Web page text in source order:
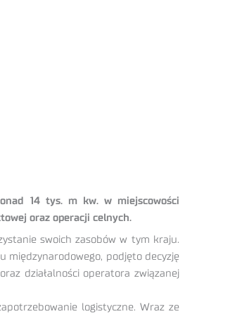
14 tys. m kw. w miejscowości
oraz operacji celnych.
swoich zasobów w tym kraju.
międzynarodowego, podjęto decyzję
działalności operatora związanej
logistyczne. Wraz ze